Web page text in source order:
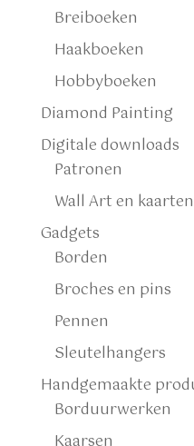
Breiboeken
Haakboeken
Hobbyboeken
Diamond Painting
Digitale downloads
Patronen
Wall Art en kaarten
Gadgets
Borden
Broches en pins
Pennen
Sleutelhangers
Handgemaakte
Borduurwerken